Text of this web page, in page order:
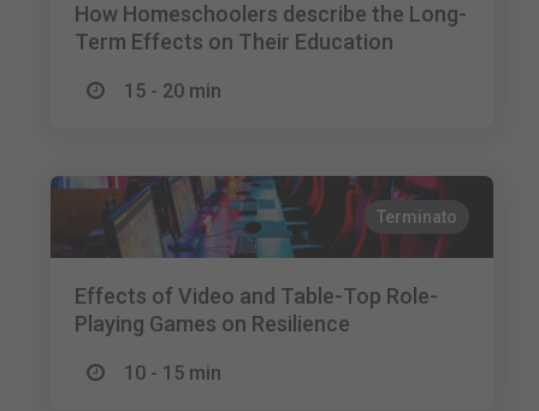
How Homeschoolers describe the Long-
Term Effects on Their Education
15 - 20 min
Terminato
Effects of Video and Table-Top Role-
Playing Games on Resilience
10 - 15 min